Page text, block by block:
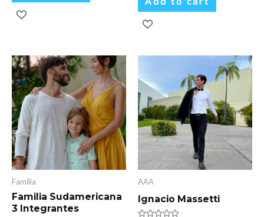
Familia
Familia Sudamericana
3 Integrantes
AAA
Ignacio Massetti